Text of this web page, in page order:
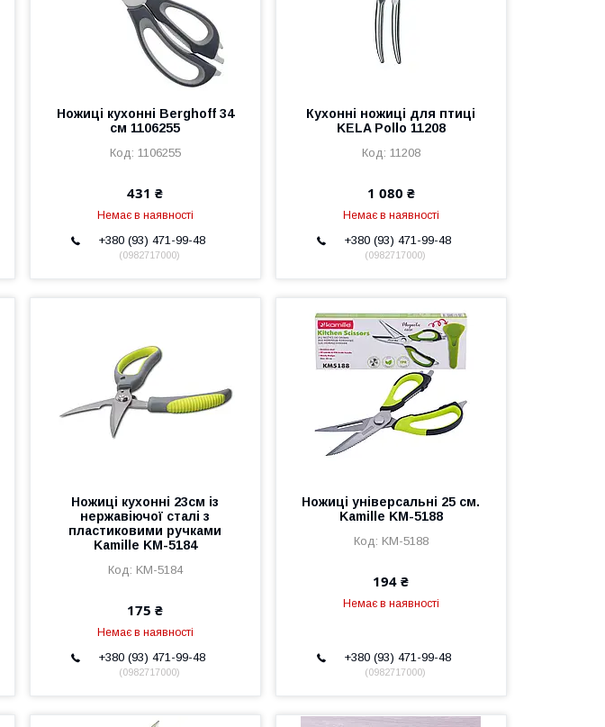
Ножиці кухонні Berghoff 34
см 1106255
1106255
431 ₴
Немає в наявності
+380 (93) 471-99-48
0982717000
Кухонні ножиці для птиці
KELA Pollo 11208
11208
1 080 ₴
Немає в наявності
+380 (93) 471-99-48
0982717000
Ножиці кухонні 23см із
нержавіючої сталі з
пластиковими ручками
Kamille KM-5184
KM-5184
175 ₴
Немає в наявності
+380 (93) 471-99-48
0982717000
Ножиці універсальні 25 см.
Kamille KM-5188
KM-5188
194 ₴
Немає в наявності
+380 (93) 471-99-48
0982717000